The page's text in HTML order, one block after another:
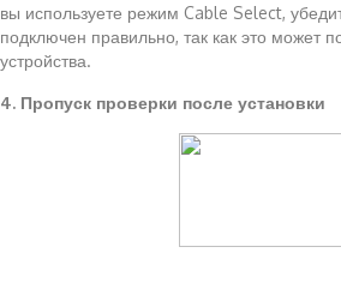
вы используете режим Cable Select,
подключен правильно, так как это может
устройства.
4. Пропуск проверки после установки